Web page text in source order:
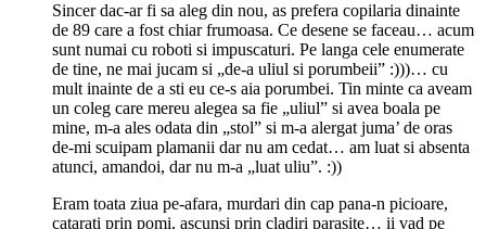
Sincer dac-ar fi sa aleg din nou, as prefera copilaria dinainte
de 89 care a fost chiar frumoasa. Ce desene se faceau… acum
sunt numai cu roboti si impuscaturi. Pe langa cele enumerate
de tine, ne mai jucam si „de-a uliul si porumbeii” :)))… cu
mult inainte de a sti eu ce-s aia porumbei. Tin minte ca aveam
un coleg care mereu alegea sa fie „uliul” si avea boala pe
mine, m-a ales odata din „stol” si m-a alergat juma’ de oras
de-mi scuipam plamanii dar nu am cedat… am luat si absenta
atunci, amandoi, dar nu m-a „luat uliu”. :))
Eram toata ziua pe-afara, murdari din cap pana-n picioare,
catarati prin pomi, ascunsi prin cladiri parasite… ii vad pe